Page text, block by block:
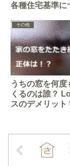
各種住宅基準に
その他
うちの窓を何度
くるのは誰？
スのデメリット